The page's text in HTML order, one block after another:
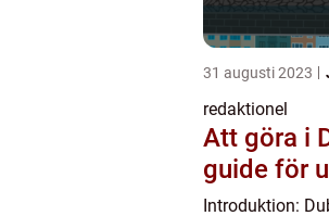
31 augusti 2023
redaktionel
Att göra i
guide för
Introduktion: